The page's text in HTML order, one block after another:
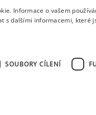
Informace o vašem
s dalšími informacemi, které
SOUBORY CÍLENÍ